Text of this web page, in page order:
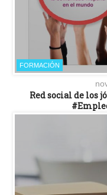
FORMACIÓN
Red social de los